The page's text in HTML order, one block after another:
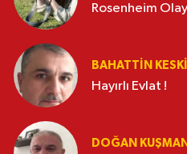
Rosenheim
BAHATTIN
Hayırlı Evlat !
DOĞAN KUŞMAN